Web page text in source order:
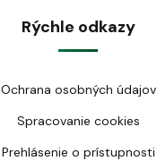
Rýchle odkazy
Ochrana osobných údajov
Spracovanie cookies
Prehlásenie o prístupnosti